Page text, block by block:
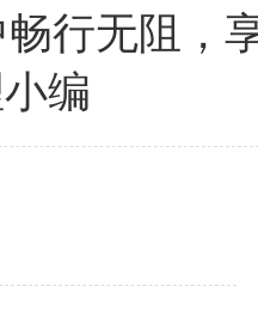
畅行无阻，
编